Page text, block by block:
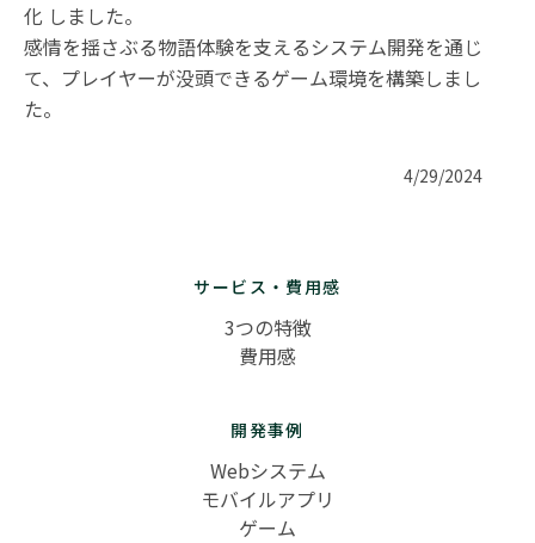
化 しました。
感情を揺さぶる物語体験を支えるシステム開発を通じ
て、プレイヤーが没頭できるゲーム環境を構築しまし
た。
4/29/2024
サービス・費用感
3つの特徴
費用感
開発事例
Webシステム
モバイルアプリ
ゲーム